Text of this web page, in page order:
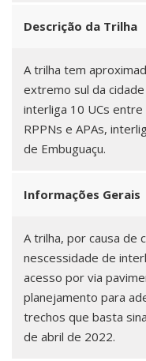
Descrição da Trilha
A trilha tem
extremo sul da
interliga 10 UCs
RPPNs e APAs,
de Embuguaçu.
Informações Gerais
A trilha, por causa de
nescessidade de
acesso por via
planejamento para
trechos que basta
de abril de 2022.